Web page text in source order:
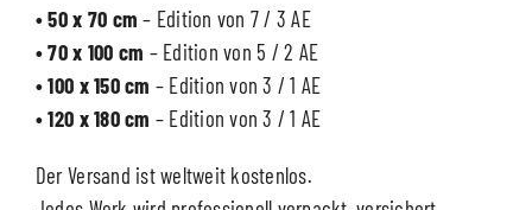
• 50 x 70 cm – Edition von 7 / 3 AE
• 70 x 100 cm – Edition von 5 / 2 AE
• 100 x 150 cm – Edition von 3 / 1 AE
• 120 x 180 cm – Edition von 3 / 1 AE
Der Versand ist weltweit kostenlos.